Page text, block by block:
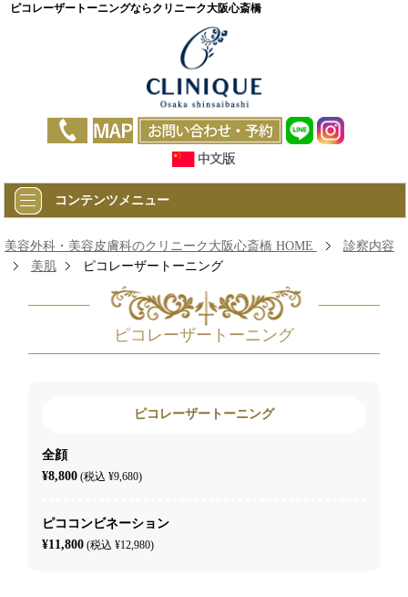
ピコレーザートーニングならクリニーク大阪心斎橋
コンテンツメニュー
美容外科・美容皮膚科のクリニーク大阪心斎橋 HOME
診察内容
美肌
ピコレーザートーニング
ピコレーザートーニング
ピコレーザートーニング
全顔
¥8,800 (税込 ¥9,680)
ピココンビネーション
¥11,800 (税込 ¥12,980)